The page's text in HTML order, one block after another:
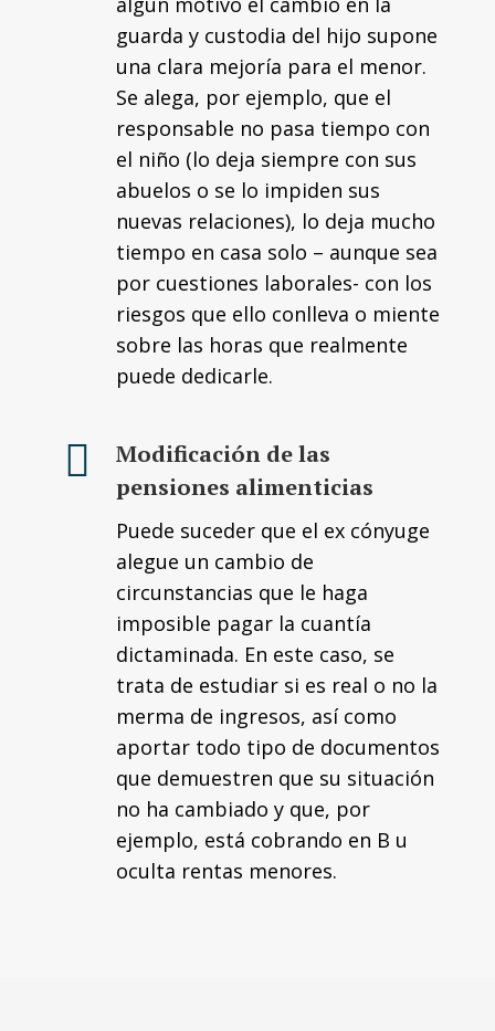
guarda y custodia del hijo supone
una clara mejoría para el menor.
Se alega, por ejemplo, que el
responsable no pasa tiempo con
el niño (lo deja siempre con sus
abuelos o se lo impiden sus
nuevas relaciones), lo deja mucho
tiempo en casa solo – aunque sea
por cuestiones laborales- con los
riesgos que ello conlleva o miente
sobre las horas que realmente
puede dedicarle.
Modificación de las
pensiones alimenticias
Puede suceder que el ex cónyuge
alegue un cambio de
circunstancias que le haga
imposible pagar la cuantía
dictaminada. En este caso, se
trata de estudiar si es real o no la
merma de ingresos, así como
aportar todo tipo de documentos
que demuestren que su situación
no ha cambiado y que, por
ejemplo, está cobrando en B u
oculta rentas menores.